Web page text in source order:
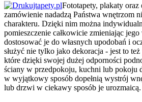
Fototapety, plakaty
zamówienie nadadzą Państwa wnętrzom
charakteru. Dzięki nim można
pomieszczenie całkowicie zmieniając
dostosować je do własnych upodobań i
służyć nie tylko jako dekoracja - jest to
które dzięki swojej dużej odporności
ściany w przedpokoju, kuchni lub pokoju
w wyjątkowy sposób dopełnią wystrój
lub drzwi w ciekawy sposób je urozmaicą.